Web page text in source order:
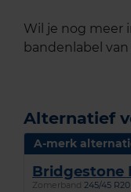
Wil je nog meer
bandenlabel
Alternatief
A-merk
Bridgestone
Zomerband 245/45 R20